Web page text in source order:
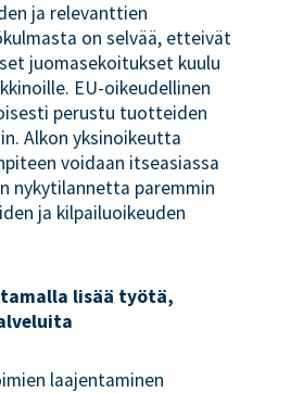
ja relevanttien
on selvää, etteivät
juomasekoitukset kuulu
EU-oikeudellinen
perustu tuotteiden
Alkon yksinoikeutta
voidaan itseasiassa
nykytilannetta paremmin
ja kilpailuoikeuden
lisää työtä,
laajentaminen